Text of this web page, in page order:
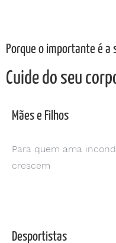
Porque o importante é
Cuide do seu
Mães e Filhos
Para quem ama
crescem
Desportistas